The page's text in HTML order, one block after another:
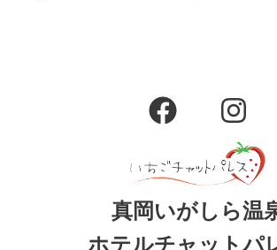
F
a
e
b
o
I
n
s
t
a
g
真岡いがしら温
ホテルチャットパ